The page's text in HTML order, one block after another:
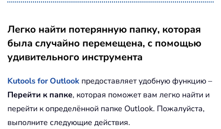
Легко найти потерянную папку, которая
была случайно перемещена, с помощью
удивительного инструмента
Kutools for Outlook предоставляет удобную функцию –
Перейти к папке, которая поможет вам легко найти и
перейти к определённой папке Outlook. Пожалуйста,
выполните следующие действия.